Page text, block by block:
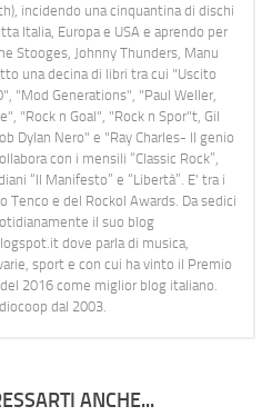
incidendo una cinquantina di dischi
Italia, Europa e USA e aprendo per
Stooges, Johnny Thunders, Manu
una decina di libri tra cui "Uscito
"Mod Generations", "Paul Weller,
"Rock n Goal", "Rock n Spor"t, Gil
Dylan Nero" e "Ray Charles- Il genio
con i mensili “Classic Rock”,
“Il Manifesto” e “Libertà”. E' tra i
Tenco e del Rockol Awards. Da sedici
il suo blog
dove parla di musica,
sport e con cui ha vinto il Premio
2016 come miglior blog italiano.
dal 2003.
ANCHE...